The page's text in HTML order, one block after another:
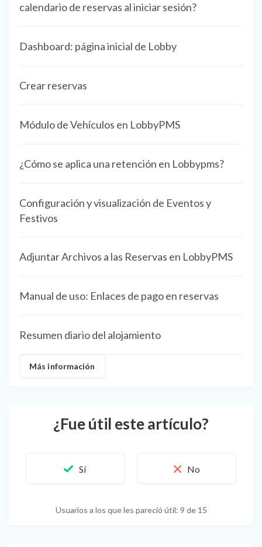
calendario de reservas al iniciar sesión?
Dashboard: página inicial de Lobby
Crear reservas
Módulo de Vehículos en LobbyPMS
¿Cómo se aplica una retención en Lobbypms?
Configuración y visualización de Eventos y
Festivos
Adjuntar Archivos a las Reservas en LobbyPMS
Manual de uso: Enlaces de pago en reservas
Resumen diario del alojamiento
Más información
¿Fue útil este artículo?
Usuarios a los que les pareció útil: 9 de 15